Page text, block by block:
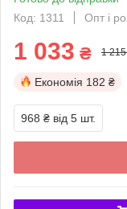
Код: 1311
Опт і
1 033 ₴ 1
Економія 182 ₴
968 ₴ від 5 шт.